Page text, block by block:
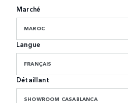
Marché
MAROC
Langue
FRANÇAIS
Détaillant
SHOWROOM CASABLANCA